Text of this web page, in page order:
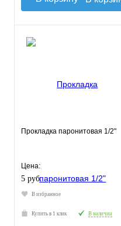
Прокладка паронитовая 1/2"
Цена:
5 руб.
В избранное
Купить в 1 клик В наличии